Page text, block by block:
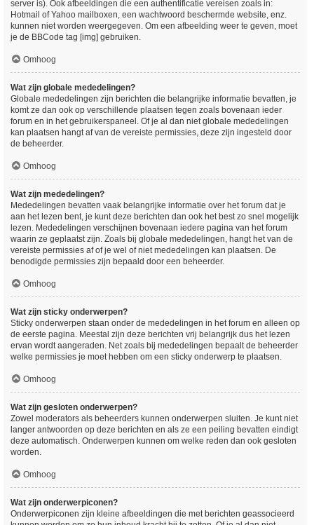
server is). Ook afbeeldingen die een authentificatie vereisen zoals in:
Hotmail of Yahoo mailboxen, een wachtwoord beschermde website, enz.
kunnen niet worden weergegeven. Om een afbeelding weer te geven, moet
je de BBCode tag [img] gebruiken.
Omhoog
Wat zijn globale mededelingen?
Globale mededelingen zijn berichten die belangrijke informatie bevatten, je
komt ze dan ook op verschillende plaatsen tegen zoals bovenaan ieder
forum en in het gebruikerspaneel. Of je al dan niet globale mededelingen
kan plaatsen hangt af van de vereiste permissies, deze zijn ingesteld door
de beheerder.
Omhoog
Wat zijn mededelingen?
Mededelingen bevatten vaak belangrijke informatie over het forum dat je
aan het lezen bent, je kunt deze berichten dan ook het best zo snel mogelijk
lezen. Mededelingen verschijnen bovenaan iedere pagina van het forum
waarin ze geplaatst zijn. Zoals bij globale mededelingen, hangt het van de
vereiste permissies af of je wel of niet mededelingen kan plaatsen. De
benodigde permissies zijn bepaald door een beheerder.
Omhoog
Wat zijn sticky onderwerpen?
Sticky onderwerpen staan onder de mededelingen in het forum en alleen op
de eerste pagina. Meestal zijn deze berichten vrij belangrijk dus het lezen
ervan wordt aangeraden. Net zoals bij mededelingen bepaalt de beheerder
welke permissies je moet hebben om een sticky onderwerp te plaatsen.
Omhoog
Wat zijn gesloten onderwerpen?
Zowel moderators als beheerders kunnen onderwerpen sluiten. Je kunt niet
langer antwoorden op deze berichten en als ze een peiling bevatten eindigt
deze automatisch. Onderwerpen kunnen om welke reden dan ook gesloten
worden.
Omhoog
Wat zijn onderwerpiconen?
Onderwerpiconen zijn kleine afbeeldingen die met berichten geassocieerd